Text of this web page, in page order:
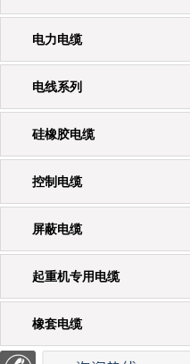
电力电缆
电线系列
硅橡胶电缆
控制电缆
屏蔽电缆
起重机专用电缆
橡套电缆